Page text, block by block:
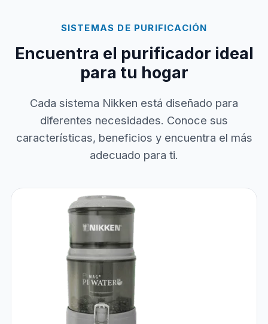
SISTEMAS DE PURIFICACIÓN
Encuentra el purificador ideal
para tu hogar
Cada sistema Nikken está diseñado para
diferentes necesidades. Conoce sus
características, beneficios y encuentra el más
adecuado para ti.